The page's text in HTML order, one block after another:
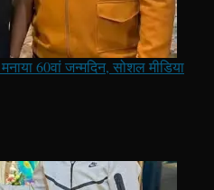
60वां जन्मदिन, सोशल मीडिया